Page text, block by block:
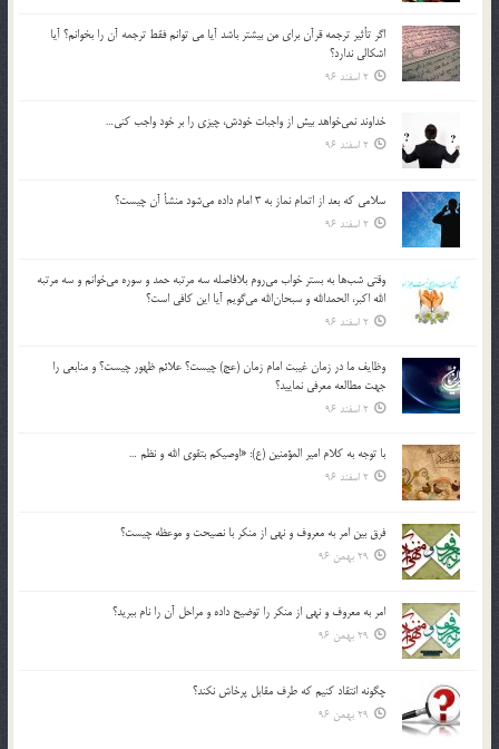
اگر تأثير ترجمه قرآن براي من بيشتر باشد آيا مي توانم فقط ترجمه آن را بخوانم؟ آيا
اشكالي ندارد؟
2 اسفند 96
خداوند نمي‌خواهد بيش از واجبات خودش، چيزي را بر خود واجب كني…
2 اسفند 96
سلامي كه بعد از اتمام نماز به 3 امام داده مي‌شود منشأ آن چيست؟
2 اسفند 96
وقتي شب‌ها به بستر خواب مي‌روم بلافاصله سه مرتبه حمد و سوره مي‌خوانم و سه مرتبه
الله اكبر، الحمدالله و سبحان‌الله مي‌گويم آيا اين كافي است؟
2 اسفند 96
وظايف ما در زمان غيبت امام زمان (عج) چيست؟ علائم ظهور چيست؟ و منابعي را
جهت مطالعه معرفي نماييد؟
2 اسفند 96
با توجه به كلام امير المؤمنين (ع): «اوصيكم بتقوي الله و نظم …
2 اسفند 96
فرق بين امر به معروف و نهي از منكر با نصيحت و موعظه چيست؟
29 بهمن 96
امر به معروف و نهي از منكر را توضيح داده و مراحل آن را نام ببريد؟
29 بهمن 96
چگونه انتقاد كنيم كه طرف مقابل پرخاش نكند؟
29 بهمن 96